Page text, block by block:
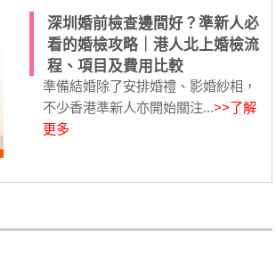
深圳婚前檢查邊間好？準新人必
看的婚檢攻略｜港人北上婚檢流
程、項目及費用比較
準備結婚除了安排婚禮、影婚紗相，
不少香港準新人亦開始關注...>>了解
更多